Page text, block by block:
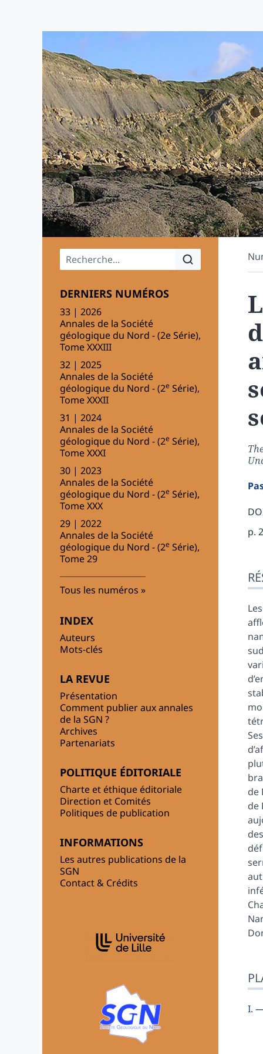
Menu principal
DERNIERS NUMÉROS
33 | 2026
Annales de la Société
géologique du Nord - (2e Série),
Tome XXXIII
32 | 2025
Annales de la Société
géologique du Nord - (2e Série),
Tome XXXII
31 | 2024
Annales de la Société
géologique du Nord - (2e Série),
Tome XXXI
30 | 2023
Annales de la Société
géologique du Nord - (2e Série),
Tome XXX
29 | 2022
Annales de la Société
géologique du Nord - (2e Série),
Tome 29
Tous les numéros
INDEX
Auteurs
Mots-clés
LA REVUE
Présentation
Comment publier aux annales
de la SGN ?
Archives
Partenariats
POLITIQUE ÉDITORIALE
Charte et éthique éditoriale
Direction et Comités
Politiques de publication
INFORMATIONS
Les autres publications de la
SGN
Contact & Crédits
p.
de
de
I.